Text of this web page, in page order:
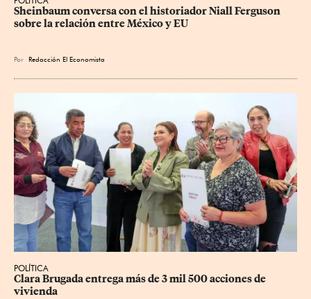
Sheinbaum conversa con el historiador Niall Ferguson
sobre la relación entre México y EU
Por Redacción El Economista
POLÍTICA
Clara Brugada entrega más de 3 mil 500 acciones de
vivienda